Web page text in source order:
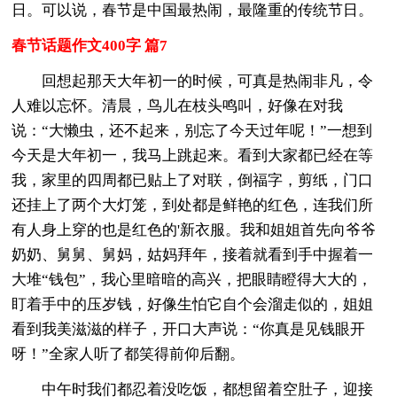
日。可以说，春节是中国最热闹，最隆重的传统节日。
春节话题作文400字 篇7
回想起那天大年初一的时候，可真是热闹非凡，令
人难以忘怀。清晨，鸟儿在枝头鸣叫，好像在对我
说：“大懒虫，还不起来，别忘了今天过年呢！”一想到
今天是大年初一，我马上跳起来。看到大家都已经在等
我，家里的四周都已贴上了对联，倒福字，剪纸，门口
还挂上了两个大灯笼，到处都是鲜艳的红色，连我们所
有人身上穿的也是红色的'新衣服。我和姐姐首先向爷爷
奶奶、舅舅、舅妈，姑妈拜年，接着就看到手中握着一
大堆“钱包”，我心里暗暗的高兴，把眼睛瞪得大大的，
盯着手中的压岁钱，好像生怕它自个会溜走似的，姐姐
看到我美滋滋的样子，开口大声说：“你真是见钱眼开
呀！”全家人听了都笑得前仰后翻。
中午时我们都忍着没吃饭，都想留着空肚子，迎接